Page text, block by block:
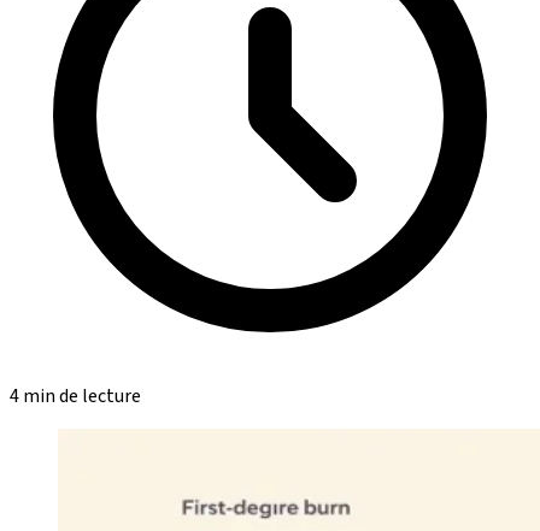
4 min de lecture